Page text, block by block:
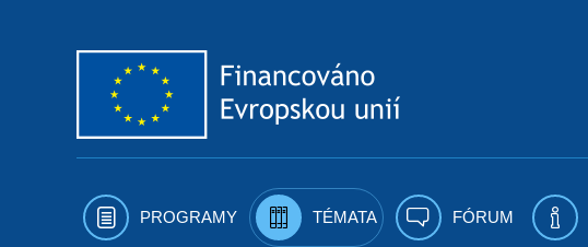
PROGRAMY TÉMATA FÓRUM